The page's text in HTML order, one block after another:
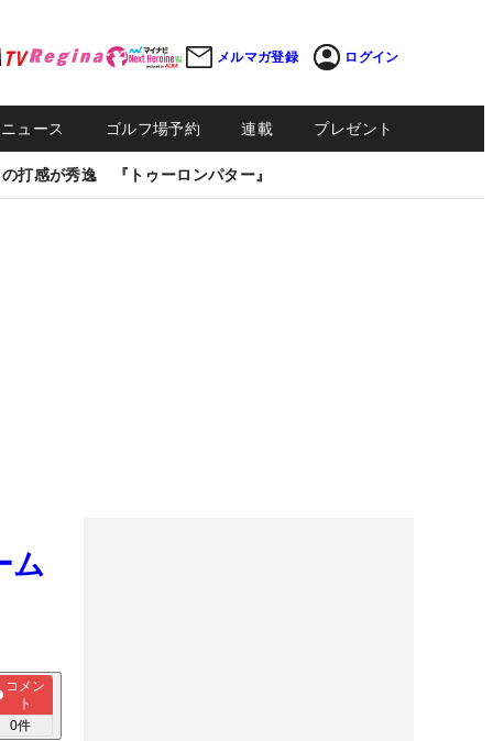
メルマガ登録 ログイン
ュース ゴルフ場予約 連載 プレゼント
打感が秀逸 『トゥーロンパター』
ム
コメン
ト
0件